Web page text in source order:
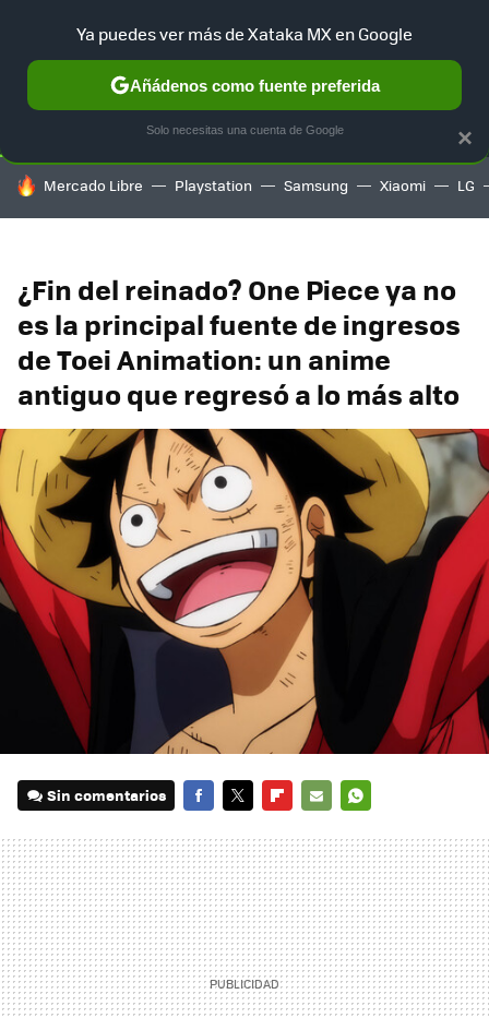
SELECCIÓN GAMING HOME AUTO TERRITORIO
HOY SE HABLA DE
Mercado Libre Playstation Samsung Xiaomi LG
¿Fin del reinado? One Piece ya no
es la principal fuente de ingresos
de Toei Animation: un anime
antiguo que regresó a lo más alto
Sin comentarios
MAIL
×
Ya puedes ver más de Xataka MX en Google
Añádenos como fuente preferida
Solo necesitas una cuenta de Google